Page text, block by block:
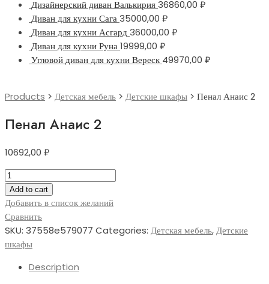
Дизайнерский диван Валькирия36860,00 ₽
Диван для кухни Сага35000,00 ₽
Диван для кухни Асгард36000,00 ₽
Диван для кухни Руна19999,00 ₽
Угловой диван для кухни Вереск 49970,00 ₽
Products > Детская мебель > Детские шкафы > Пенал Анаис 2
Пенал Анаис 2
10692,00 ₽
Пенал
Анаис
2
quantity
Add to cart
Добавить в список желаний
Сравнить
SKU: 37558e579077 Categories: Детская мебель,Детские
шкафы
Description